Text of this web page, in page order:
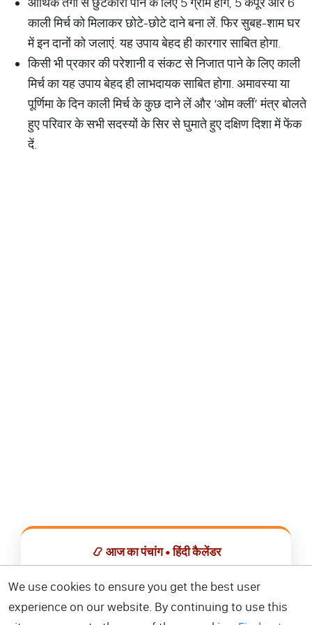
काली मिर्च को मिलाकर छोटे-छोटे दाने बना लें. फिर सुबह-शाम घर
में इन दानों को जलाएं. यह उपाय बेहद ही कारगार साबित होगा.
किसी भी प्रकार की परेशानी व संकट से निजात पाने के लिए काली
मिर्च का यह उपाय बेहद ही लाभदायक साबित होगा. अमावस्या या
पूर्णिमा के दिन काली मिर्च के कुछ दाने लें और ‘ओम क्लीं’ मंत्र बोलते
हुए परिवार के सभी सदस्यों के सिर से घुमाते हुए दक्षिण दिशा में फेंक
दें.
📿 आज का पंचांग • हिंदी कैलेंडर
📅 हिंदी कैलेंडर ऐप डाउनलोड करें
We use cookies to ensure you get the best user
experience on our website. By continuing to use this